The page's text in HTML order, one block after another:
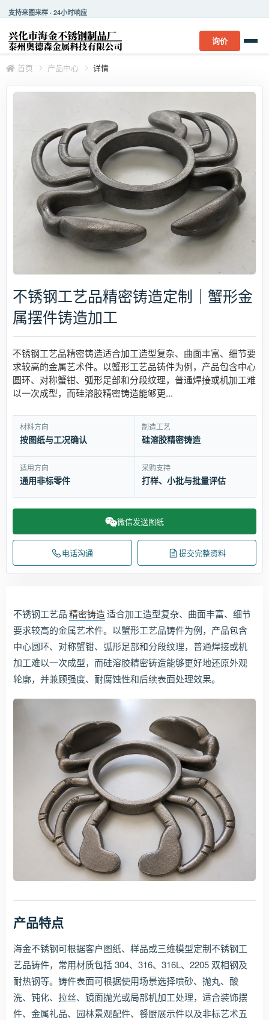
支持来图来样 · 24小时响应
询价
首页 产品中心 详情
不锈钢工艺品精密铸造定制｜蟹形金
属摆件铸造加工
不锈钢工艺品精密铸造适合加工造型复杂、曲面丰富、细节要
求较高的金属艺术件。以蟹形工艺品铸件为例，产品包含中心
圆环、对称蟹钳、弧形足部和分段纹理，普通焊接或机加工难
以一次成型，而硅溶胶精密铸造能够更...
材料方向
按图纸与工况确认
制造工艺
硅溶胶精密铸造
适用方向
通用非标零件
采购支持
打样、小批与批量评估
微信发送图纸
电话沟通 提交完整资料
不锈钢工艺品精密铸造适合加工造型复杂、曲面丰富、细节
要求较高的金属艺术件。以蟹形工艺品铸件为例，产品包含
中心圆环、对称蟹钳、弧形足部和分段纹理，普通焊接或机
加工难以一次成型，而硅溶胶精密铸造能够更好地还原外观
轮廓，并兼顾强度、耐腐蚀性和后续表面处理效果。
产品特点
海金不锈钢可根据客户图纸、样品或三维模型定制不锈钢工
艺品铸件，常用材质包括 304、316、316L、2205 双相钢及
耐热钢等。铸件表面可根据使用场景选择喷砂、抛丸、酸
洗、钝化、拉丝、镜面抛光或局部机加工处理，适合装饰摆
件、金属礼品、园林景观配件、餐厨展示件以及非标艺术五